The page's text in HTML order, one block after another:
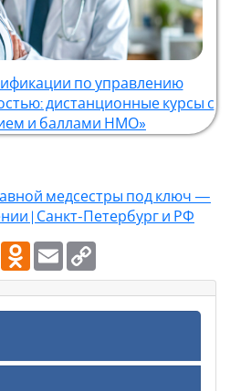
по управлению
дистанционные курсы с
и баллами НМО»
медсестры под ключ —
| Санкт-Петербург и РФ
WhatsAppOdnoklassniki
Email